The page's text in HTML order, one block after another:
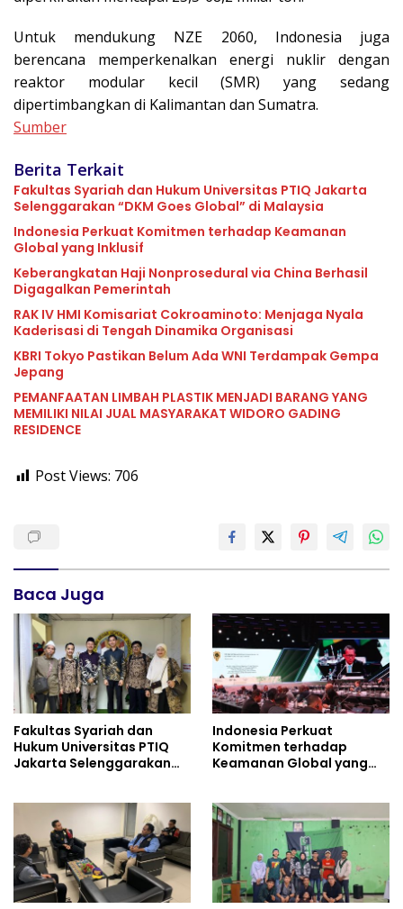
Untuk mendukung NZE 2060, Indonesia juga
berencana memperkenalkan energi nuklir dengan
reaktor modular kecil (SMR) yang sedang
dipertimbangkan di Kalimantan dan Sumatra.
Sumber
Berita Terkait
Fakultas Syariah dan Hukum Universitas PTIQ Jakarta
Selenggarakan “DKM Goes Global” di Malaysia
Indonesia Perkuat Komitmen terhadap Keamanan
Global yang Inklusif
Keberangkatan Haji Nonprosedural via China Berhasil
Digagalkan Pemerintah
RAK IV HMI Komisariat Cokroaminoto: Menjaga Nyala
Kaderisasi di Tengah Dinamika Organisasi
KBRI Tokyo Pastikan Belum Ada WNI Terdampak Gempa
Jepang
PEMANFAATAN LIMBAH PLASTIK MENJADI BARANG YANG
MEMILIKI NILAI JUAL MASYARAKAT WIDORO GADING
RESIDENCE
Post Views: 706
Baca Juga
Fakultas Syariah dan
Hukum Universitas PTIQ
Jakarta Selenggarakan
Indonesia Perkuat
Komitmen terhadap
Keamanan Global yang